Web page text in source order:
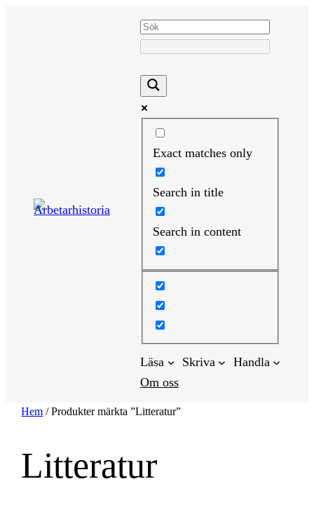
Exact matches only
Search in title
Search in content
Läsa Skriva
Handla
Om oss
Hem / Produkter märkta ”Litteratur”
Litteratur